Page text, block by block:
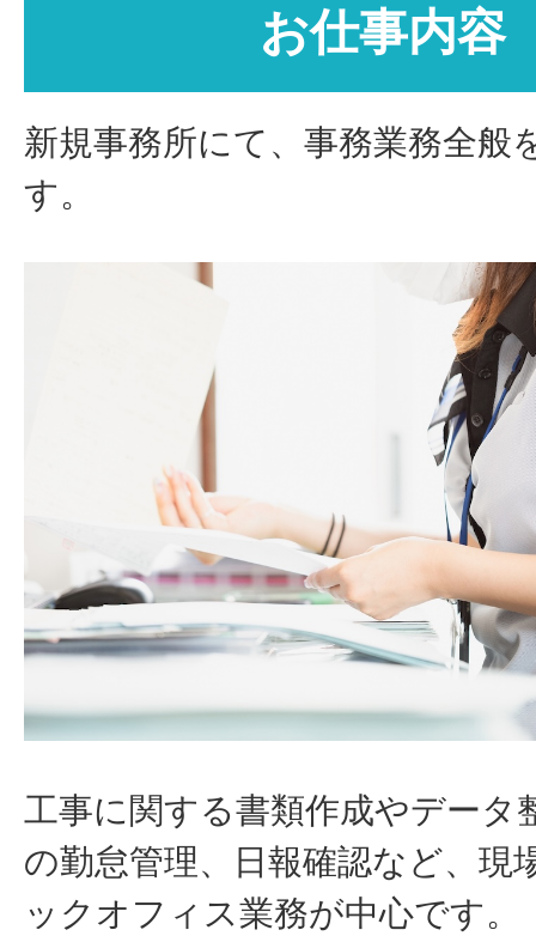
お仕事内容
新規事務所にて、事務業務全般
す。
工事に関する書類作成やデータ
の勤怠管理、日報確認など、現
ックオフィス業務が中心です。